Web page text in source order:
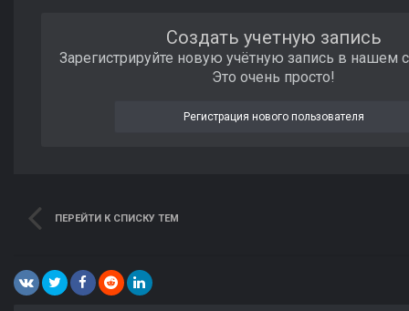
Создать учетную запись
Зарегистрируйте новую учётную запись в нашем
Это очень просто!
Регистрация нового пользователя
ПЕРЕЙТИ К СПИСКУ ТЕМ